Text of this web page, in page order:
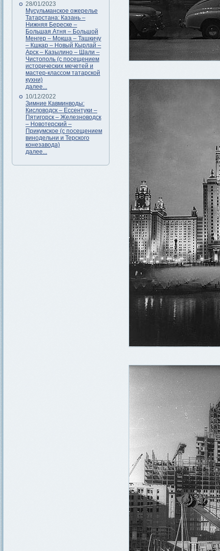
28/01/2023
Мусульманское ожерелье
Татарстана: Казань –
Нижняя Береске –
Большая Атня – Большой
Менгер – Мокша – Ташкичу
– Кшкар – Новый Кырлай –
Арск – Казылино – Шали –
Чистополь (с посещением
исторических мечетей и
мастер-классом татарской
кухни)
далее...
10/12/2022
Зимние Кавминводы:
Кисловодск – Ессентуки –
Пятигорск – Железноводск
– Новотерский –
Прикумское (с посещением
винодельни и Терского
конезавода)
далее...